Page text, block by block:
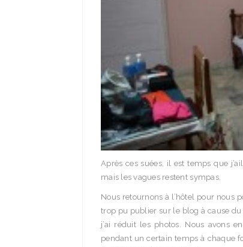
Après ces suées, il est temps que
mais les vagues restent sympas.
Nous retournons à l’hôtel pour nous
trop pu publier sur le blog à cause du
j’ai réduit les photos. Nous avons
pendant un certain temps à chaque